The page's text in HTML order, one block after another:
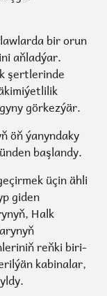
bir orun
aňladýar.
şertlerinde
görkezýär.
öň ýanyndaky
başlandy.
üçin ähli
giden
Halk
reňki biri-
kabinalar,